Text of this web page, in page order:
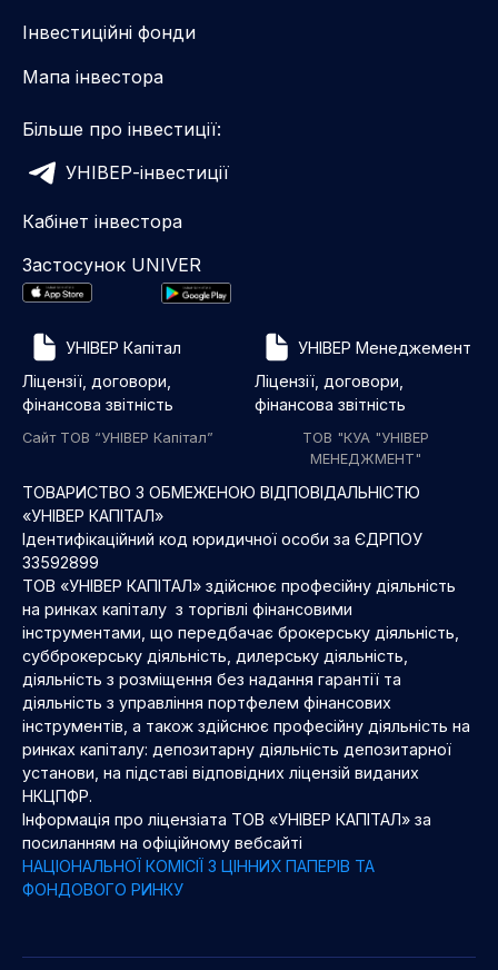
Інвестиційні фонди
Мапа інвестора
Більше про інвестиції:
УНІВЕР-інвестиції
Кабінет інвестора
Застосунок UNIVER
УНІВЕР Капітал
Ліцензії, договори,
фінансова звітність
Сайт ТОВ “УНІВЕР Капітал”
УНІВЕР Менеджемент
Ліцензії, договори,
фінансова звітність
ТОВ "КУА "УНІВЕР
МЕНЕДЖМЕНТ"
ТОВАРИСТВО З ОБМЕЖЕНОЮ ВІДПОВІДАЛЬНІСТЮ
«УНІВЕР КАПІТАЛ»
Ідентифікаційний код юридичної особи за ЄДРПОУ
33592899
ТОВ «УНІВЕР КАПІТАЛ» здійснює професійну діяльність
на ринках капіталу з торгівлі фінансовими
інструментами, що передбачає брокерську діяльність,
субброкерську діяльність, дилерську діяльність,
діяльність з розміщення без надання гарантії та
діяльність з управління портфелем фінансових
інструментів, а також здійснює професійну діяльність на
ринках капіталу: депозитарну діяльність депозитарної
установи, на підставі відповідних ліцензій виданих
НКЦПФР.
Інформація про ліцензіата ТОВ «УНІВЕР КАПІТАЛ» за
посиланням на офіційному вебсайті
НАЦІОНАЛЬНОЇ КОМІСІЇ З ЦІННИХ ПАПЕРІВ ТА
ФОНДОВОГО РИНКУ